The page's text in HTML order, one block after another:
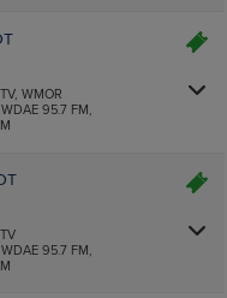
WMOR
WDAE 95.7 FM,
WDAE 95.7 FM,